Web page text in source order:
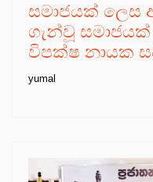
සමාජයක් ලෙස
ගැන්වූ
විපක්ෂ නායක
yumal